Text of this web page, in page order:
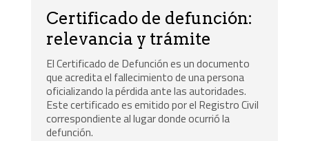
Certificado de defunción:
relevancia y trámite
El Certificado de Defunción es un documento
que acredita el fallecimiento de una persona
oficializando la pérdida ante las autoridades.
Este certificado es emitido por el Registro Civil
correspondiente al lugar donde ocurrió la
defunción.